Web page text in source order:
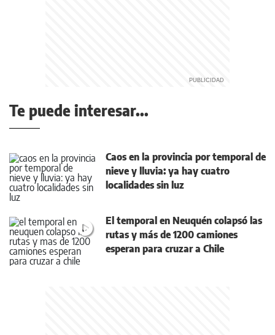
Te puede interesar...
Caos en la provincia por temporal de
nieve y lluvia: ya hay cuatro
localidades sin luz
El temporal en Neuquén colapsó las
rutas y más de 1200 camiones
esperan para cruzar a Chile